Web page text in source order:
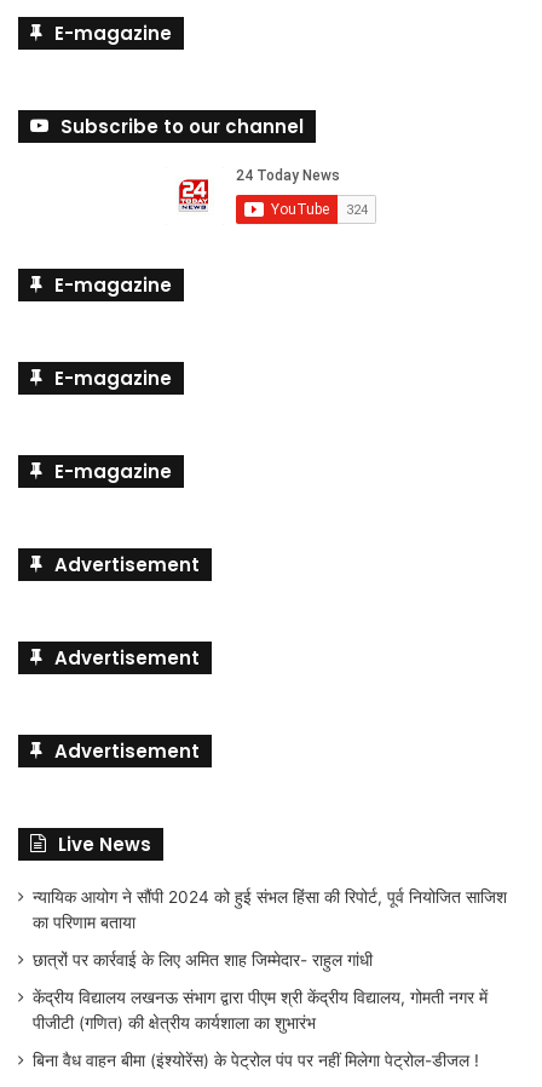
E-magazine
Subscribe to our channel
E-magazine
E-magazine
E-magazine
Advertisement
Advertisement
Advertisement
Live News
न्यायिक आयोग ने सौंपी 2024 को हुई संभल हिंसा की रिपोर्ट, पूर्व नियोजित साजिश
का परिणाम बताया
छात्रों पर कार्रवाई के लिए अमित शाह जिम्मेदार- राहुल गांधी
केंद्रीय विद्यालय लखनऊ संभाग द्वारा पीएम श्री केंद्रीय विद्यालय, गोमती नगर में
पीजीटी (गणित) की क्षेत्रीय कार्यशाला का शुभारंभ
बिना वैध वाहन बीमा (इंश्योरेंस) के पेट्रोल पंप पर नहीं मिलेगा पेट्रोल-डीजल !